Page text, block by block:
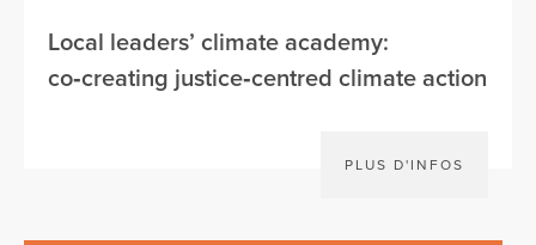
Local leaders’ climate academy:
co‑creating justice‑centred climate action
PLUS D'INFOS